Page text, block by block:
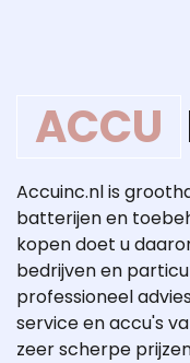
ACCU
Accuinc.nl is
batterijen en
kopen doet u
bedrijven en
professioneel
service en accu's
zeer scherpe